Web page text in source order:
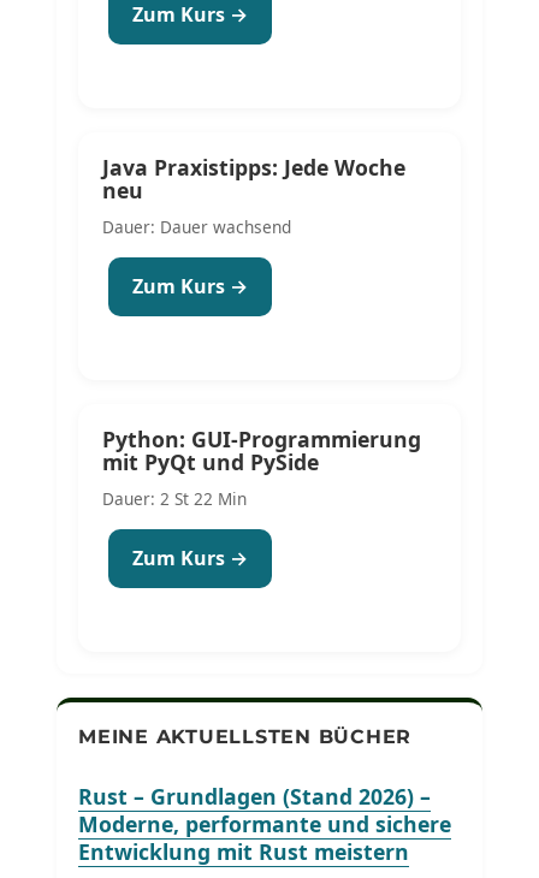
Zum Kurs →
Java Praxistipps: Jede Woche
neu
Dauer: Dauer wachsend
Zum Kurs →
Python: GUI-Programmierung
mit PyQt und PySide
Dauer: 2 St 22 Min
Zum Kurs →
MEINE AKTUELLSTEN BÜCHER
Rust – Grundlagen (Stand 2026) –
Moderne, performante und sichere
Entwicklung mit Rust meistern